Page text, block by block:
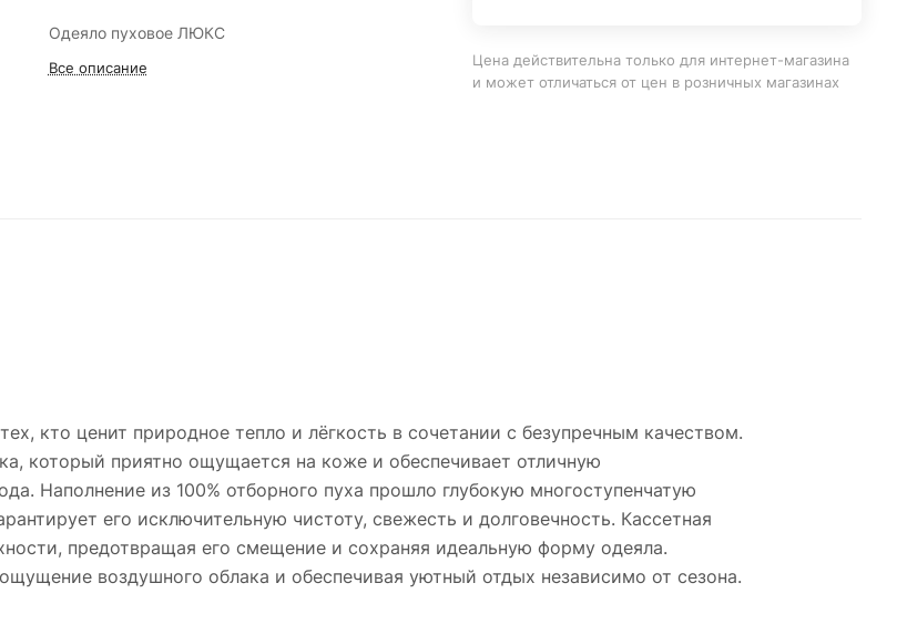
Одеяло пуховое ЛЮКС
Все описание
Цена действительна только для интернет-магазина
и может отличаться от цен в розничных магазинах
кто ценит природное тепло и лёгкость в сочетании с безупречным качеством.
который приятно ощущается на коже и обеспечивает отличную
Наполнение из 100% отборного пуха прошло глубокую многоступенчатую
его исключительную чистоту, свежесть и долговечность. Кассетная
предотвращая его смещение и сохраняя идеальную форму одеяла.
воздушного облака и обеспечивая уютный отдых независимо от сезона.